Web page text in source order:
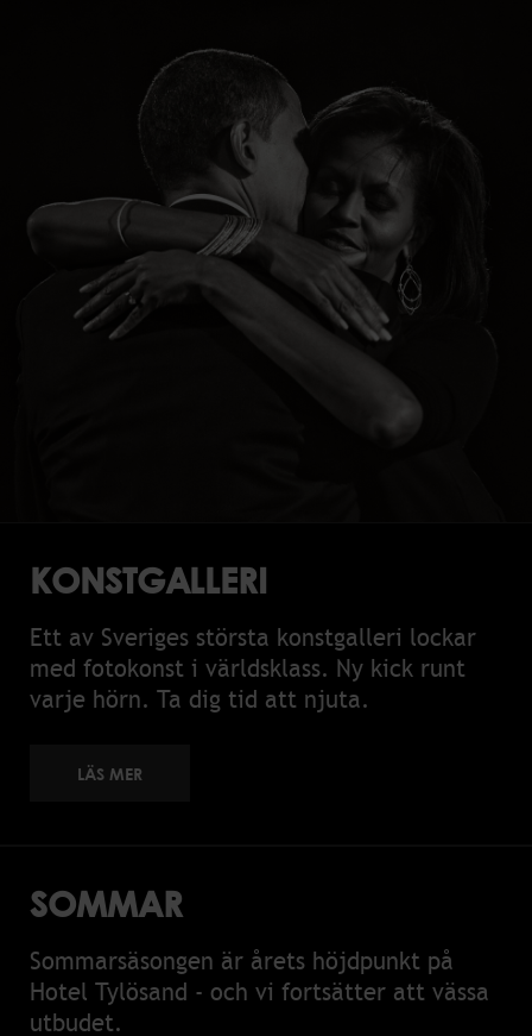
KONSTGALLERI
Ett av Sveriges största konstgalleri lockar
med fotokonst i världsklass. Ny kick runt
varje hörn. Ta dig tid att njuta.
LÄS MER
SOMMAR
Sommarsäsongen är årets höjdpunkt på
Hotel Tylösand - och vi fortsätter att vässa
utbudet.